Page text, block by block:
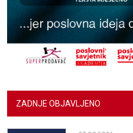
ZADNJE OBJAVLJENO